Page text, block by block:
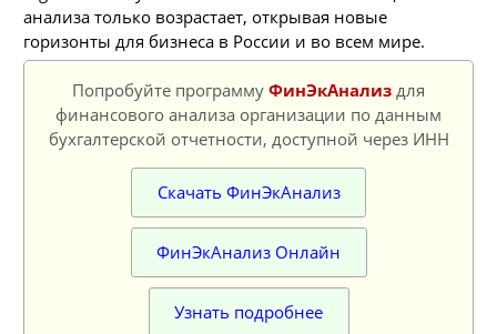
анализа только возрастает, открывая новые
горизонты для бизнеса в России и во всем мире.
Попробуйте программу ФинЭкАнализ для
финансового анализа организации по данным
бухгалтерской отчетности, доступной через ИНН
Скачать ФинЭкАнализ
ФинЭкАнализ Онлайн
Узнать подробнее